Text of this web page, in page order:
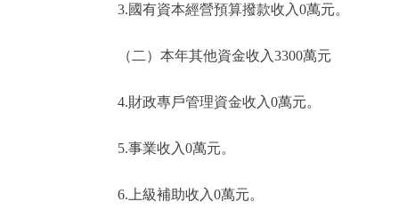
3.國有資本經營預算撥款收入0萬元。
（二）本年其他資金收入3300萬元
4.財政專戶管理資金收入0萬元。
5.事業收入0萬元。
6.上級補助收入0萬元。